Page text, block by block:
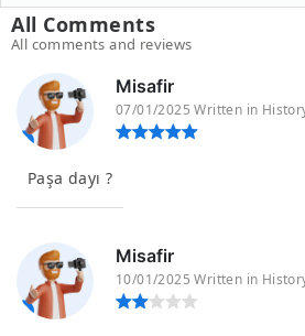
All Comments
All comments and reviews
Misafir
07/01/2025 Written in
Paşa dayı ?
Misafir
10/01/2025 Written in